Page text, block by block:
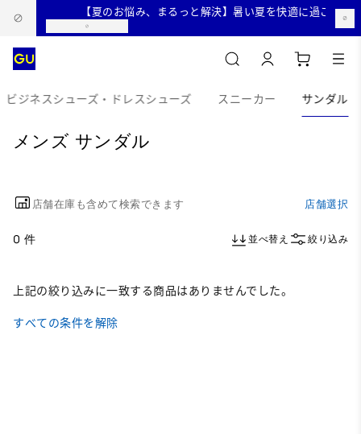
【夏のお悩み、まるっと解決】暑い夏を快適に過ごすお
ビジネスシューズ・ドレスシューズ スニーカー サンダル
メンズ サンダル
店舗在庫も含めて検索できます 店舗選択
0 件 並べ替え 絞り込み
上記の絞り込みに一致する商品はありませんでした。
すべての条件を解除